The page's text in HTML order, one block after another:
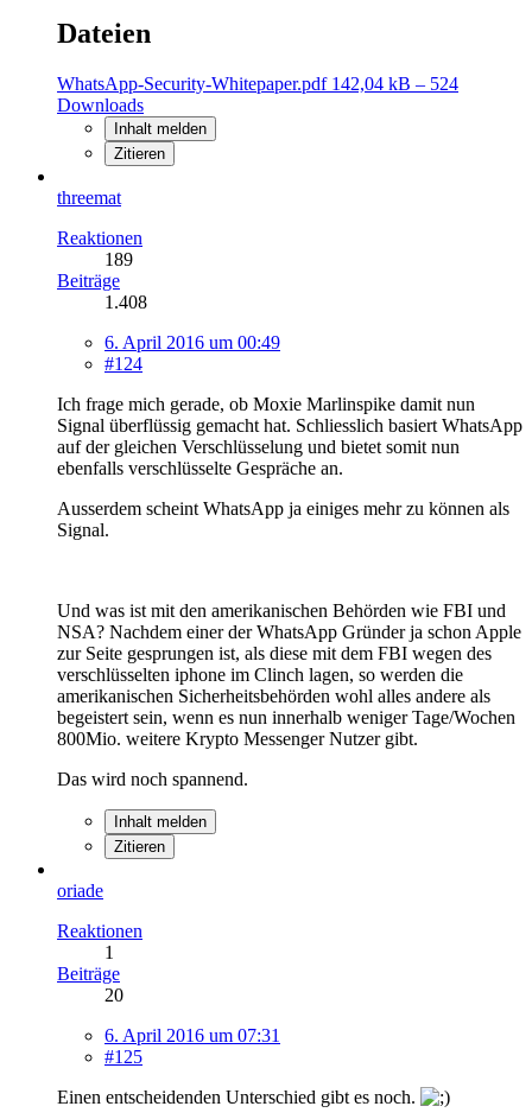
Dateien
WhatsApp-Security-Whitepaper.pdf 142,04 kB – 524
Downloads
Inhalt melden
Zitieren
threemat
Reaktionen
189
Beiträge
1.408
6. April 2016 um 00:49
#124
Ich frage mich gerade, ob Moxie Marlinspike damit nun
Signal überflüssig gemacht hat. Schliesslich basiert WhatsApp
auf der gleichen Verschlüsselung und bietet somit nun
ebenfalls verschlüsselte Gespräche an.
Ausserdem scheint WhatsApp ja einiges mehr zu können als
Signal.
Und was ist mit den amerikanischen Behörden wie FBI und
NSA? Nachdem einer der WhatsApp Gründer ja schon Apple
zur Seite gesprungen ist, als diese mit dem FBI wegen des
verschlüsselten iphone im Clinch lagen, so werden die
amerikanischen Sicherheitsbehörden wohl alles andere als
begeistert sein, wenn es nun innerhalb weniger Tage/Wochen
800Mio. weitere Krypto Messenger Nutzer gibt.
Das wird noch spannend.
Inhalt melden
Zitieren
oriade
Reaktionen
1
Beiträge
20
6. April 2016 um 07:31
#125
Einen entscheidenden Unterschied gibt es noch.